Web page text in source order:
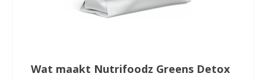
Wat maakt Nutrifoodz Greens Detox